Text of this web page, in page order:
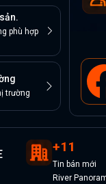
phù hợp
trường
+11
Tin bán mới
River